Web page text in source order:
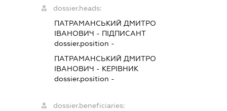
dossier.heads:
ПАТРАМАНСЬКИЙ ДМИТРО
ІВАНОВИЧ - ПІДПИСАНТ
dossier.position -
ПАТРАМАНСЬКИЙ ДМИТРО
ІВАНОВИЧ - КЕРІВНИК
dossier.position -
dossier.beneficiaries: